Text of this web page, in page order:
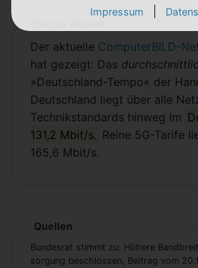
Der aktuelle ComputerBILD-
hat gezeigt: Das
»Deutschland-Tempo« der
Deutschland liegt über alle
Technikstandards hinweg im
131,2 Mbit/s. Reine 5G-Tarife
165,6 Mbit/s.
Quellen
Bun­des­rat stimmt zu: Hö­he­re
sor­gung be­schlos­sen, Beitrag vom
Impressum